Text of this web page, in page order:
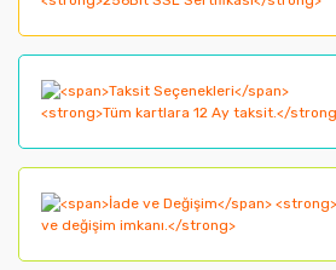
Bu ürüne benzer farklı alternatifler